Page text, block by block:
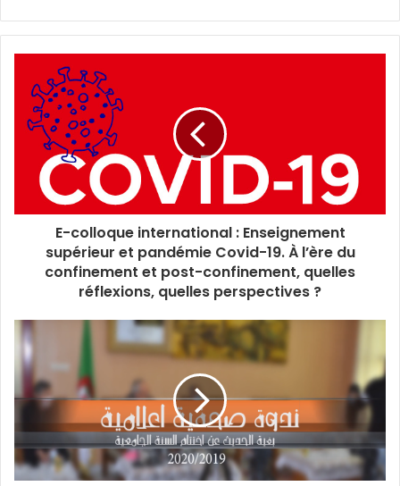
E-colloque international : Enseignement
supérieur et pandémie Covid-19. À l’ère du
confinement et post-confinement, quelles
réflexions, quelles perspectives ?